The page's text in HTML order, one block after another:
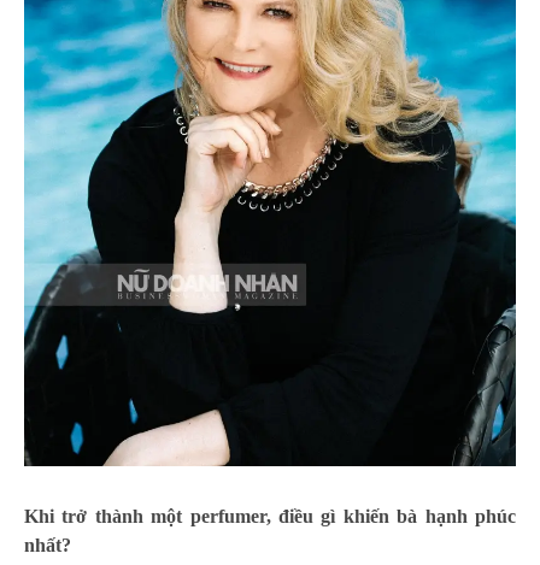
Khi trở thành một perfumer, điều gì khiến bà hạnh phúc
nhất?